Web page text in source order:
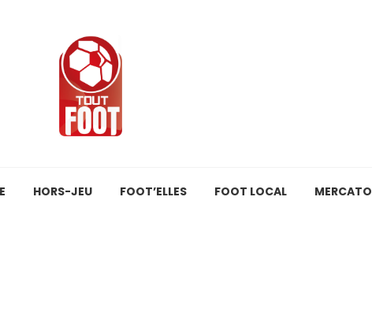
HORS-JEU FOOT’ELLES FOOT LOCAL MERCATO